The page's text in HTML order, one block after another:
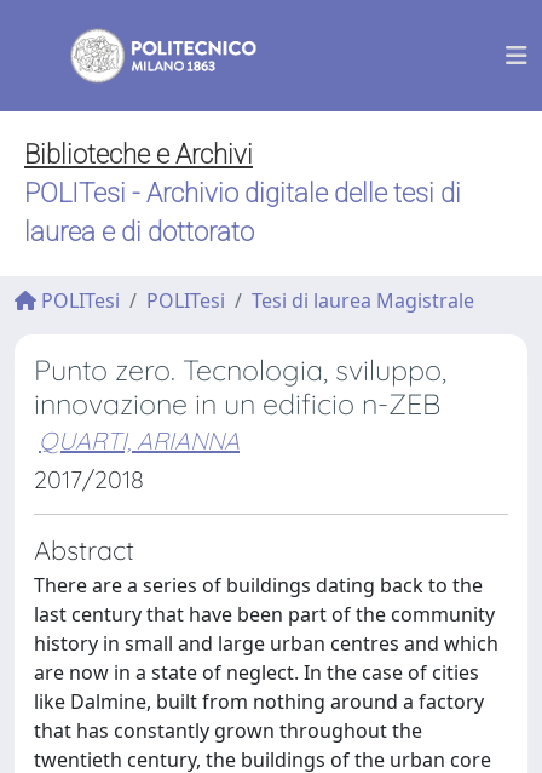
Biblioteche e Archivi
POLITesi - Archivio digitale delle tesi di
laurea e di dottorato
POLITesi POLITesi Tesi di laurea Magistrale
Punto zero. Tecnologia, sviluppo,
innovazione in un edificio n-ZEB
QUARTI, ARIANNA
2017/2018
Abstract
There are a series of buildings dating back to the
last century that have been part of the community
history in small and large urban centres and which
are now in a state of neglect. In the case of cities
like Dalmine, built from nothing around a factory
that has constantly grown throughout the
twentieth century, the buildings of the urban core